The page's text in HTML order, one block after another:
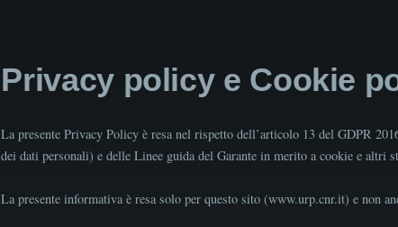
Privacy policy e Cookie
La presente Privacy Policy è resa nel rispetto dell’articolo 13 del GDPR
dei dati personali) e delle Linee guida del Garante in merito a cookie e altri
La presente informativa è resa solo per questo sito (www.urp.cnr.it) e non